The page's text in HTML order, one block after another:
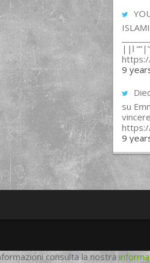
||l
9
su
9
consulta la nostra